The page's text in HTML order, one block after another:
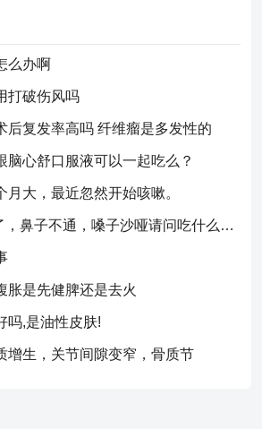
么办啊
打破伤风吗
后复发率高吗 纤维瘤是多发性的
脑心舒口服液可以一起吃么？
月大，最近忽然开始咳嗽。
你好，鼻炎犯了，鼻子不通，嗓子沙哑请问吃什么药比较好？
胀是先健脾还是去火
吗,是油性皮肤!
增生，关节间隙变窄，骨质节